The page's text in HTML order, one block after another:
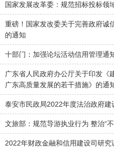
国家发展改革委：规范招标投标领
重磅！国家发改委关于完善政府诚
的通知
十部门：加强论坛活动信用管理通
广东省人民政府办公厅关于印发《
广东高质量发展的若干措施》的通
泰安市民政局2022年度法治政府建
文旅部：规范导游执业行为 整治“
2022年财政金融和信用建设司研究